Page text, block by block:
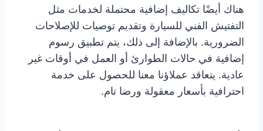
هناك أيضًا تكاليف إضافية محتملة لخدمات مثل
التفتيش الفني للسيارة وتقديم توصيات للإصلاحات
الضرورية. بالإضافة إلى ذلك، يتم تطبيق رسوم
إضافية في حالات الطوارئ أو العمل في أوقات غير
عادية. يتعاقد عملاؤنا معنا للحصول على خدمة
احترافية بأسعار معقولة ورضا تام.